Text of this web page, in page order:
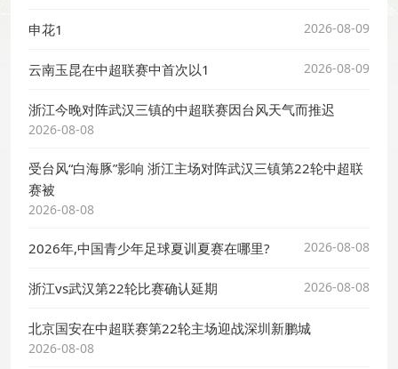
申花1 2026-08-09
云南玉昆在中超联赛中首次以1 2026-08-09
浙江今晚对阵武汉三镇的中超联赛因台风天气而推迟
2026-08-08
受台风“白海豚”影响 浙江主场对阵武汉三镇第22轮中超联
赛被
2026-08-08
2026年,中国青少年足球夏训夏赛在哪里? 2026-08-08
浙江vs武汉第22轮比赛确认延期 2026-08-08
北京国安在中超联赛第22轮主场迎战深圳新鹏城
2026-08-08